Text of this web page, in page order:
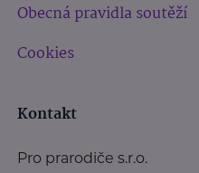
Obecná pravidla soutěží
Cookies
Kontakt
Pro prarodiče s.r.o.